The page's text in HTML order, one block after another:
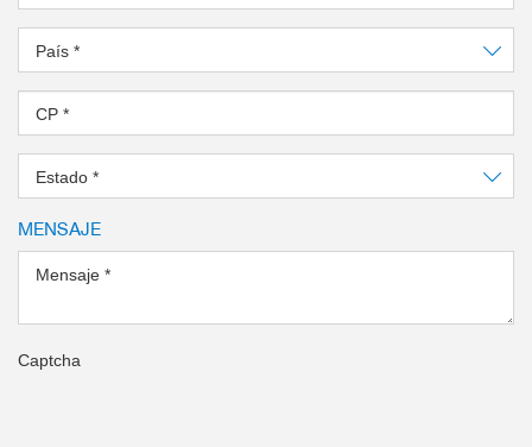
País *
CP *
Estado *
MENSAJE
Mensaje *
Captcha